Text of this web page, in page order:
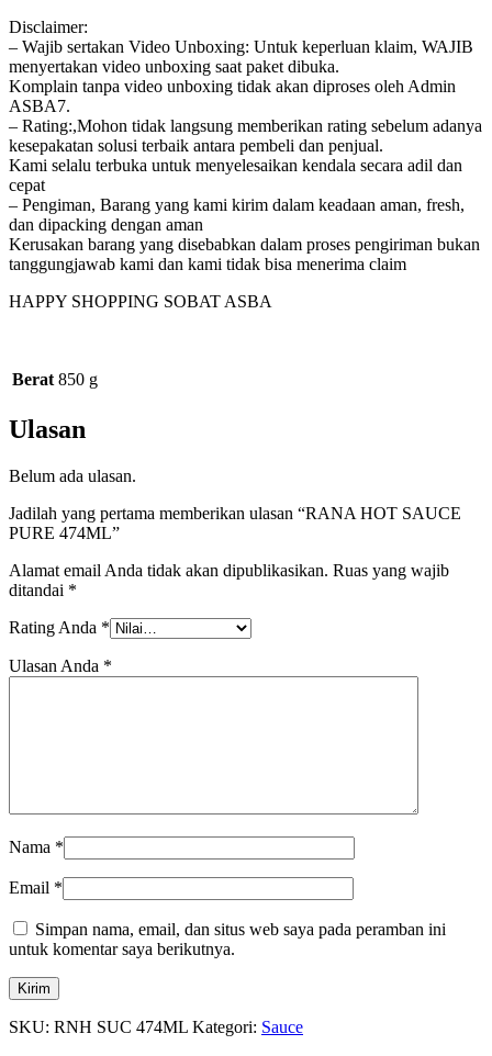
Disclaimer:
– Wajib sertakan Video Unboxing: Untuk keperluan klaim, WAJIB
menyertakan video unboxing saat paket dibuka.
Komplain tanpa video unboxing tidak akan diproses oleh Admin
ASBA7.
– Rating:,Mohon tidak langsung memberikan rating sebelum adanya
kesepakatan solusi terbaik antara pembeli dan penjual.
Kami selalu terbuka untuk menyelesaikan kendala secara adil dan
cepat
– Pengiman, Barang yang kami kirim dalam keadaan aman, fresh,
dan dipacking dengan aman
Kerusakan barang yang disebabkan dalam proses pengiriman bukan
tanggungjawab kami dan kami tidak bisa menerima claim
HAPPY SHOPPING SOBAT ASBA
Berat 850 g
Ulasan
Belum ada ulasan.
Jadilah yang pertama memberikan ulasan “RANA HOT SAUCE
PURE 474ML”
Alamat email Anda tidak akan dipublikasikan. Ruas yang wajib
ditandai *
Rating Anda *
Ulasan Anda *
Nama *
Email *
Simpan nama, email, dan situs web saya pada peramban ini
untuk komentar saya berikutnya.
SKU: RNH SUC 474ML Kategori: Sauce